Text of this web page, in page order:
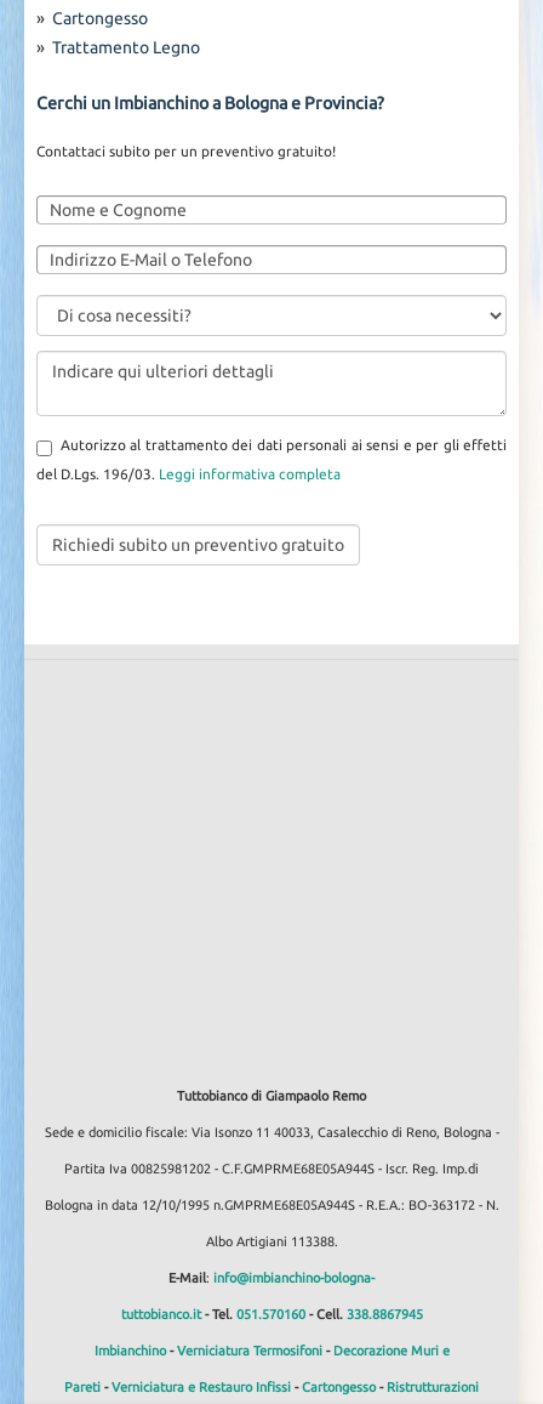
» Cartongesso
» Trattamento Legno
Cerchi un Imbianchino a Bologna e Provincia?
Contattaci subito per un preventivo gratuito!
Autorizzo al trattamento dei dati personali ai sensi e per gli effetti
del D.Lgs. 196/03. Leggi informativa completa
Tuttobianco di Giampaolo Remo
Sede e domicilio fiscale: Via Isonzo 11 40033, Casalecchio di Reno, Bologna -
Partita Iva 00825981202 - C.F.GMPRME68E05A944S - Iscr. Reg. Imp.di
Bologna in data 12/10/1995 n.GMPRME68E05A944S - R.E.A.: BO-363172 - N.
Albo Artigiani 113388.
E-Mail: info@imbianchino-bologna-
tuttobianco.it- Tel. 051.570160- Cell. 338.8867945
Imbianchino-Verniciatura Termosifoni- Decorazione Muri e
Pareti -Verniciatura e Restauro Infissi -Cartongesso- Ristrutturazioni